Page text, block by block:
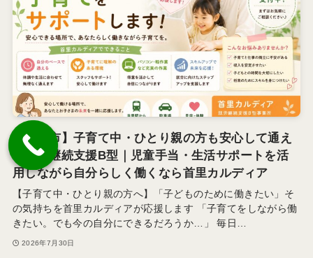
【那覇市】子育て中・ひとり親の方も安心して通え
る就労継続支援B型｜児童手当・生活サポートを活
用しながら自分らしく働くなら首里カルディア
【子育て中・ひとり親の方へ】「子どものために働きたい」そ
の気持ちを首里カルディアが応援します 「子育てをしながら働
きたい。でも今の自分にできるだろうか…」 毎日…
2026年7月30日